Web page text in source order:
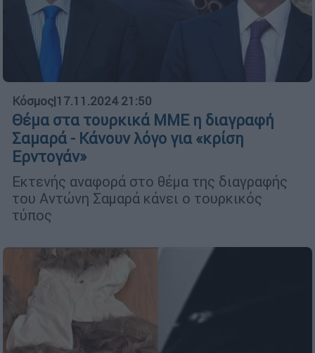
Κόσμος|17.11.2024 21:50
Θέμα στα τουρκικά ΜΜΕ η διαγραφή
Σαμαρά - Κάνουν λόγο για «κρίση
Ερντογάν»
Εκτενής αναφορά στο θέμα της διαγραφής
του Αντώνη Σαμαρά κάνει ο τουρκικός
τύπος